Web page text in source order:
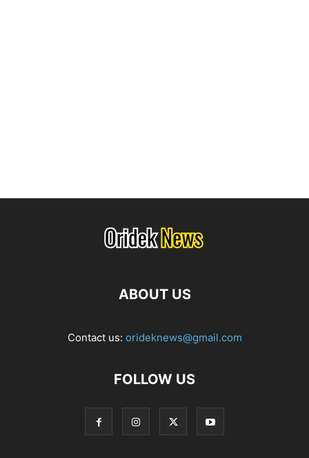
ABOUT US
Contact us: orideknews@gmail.com
FOLLOW US